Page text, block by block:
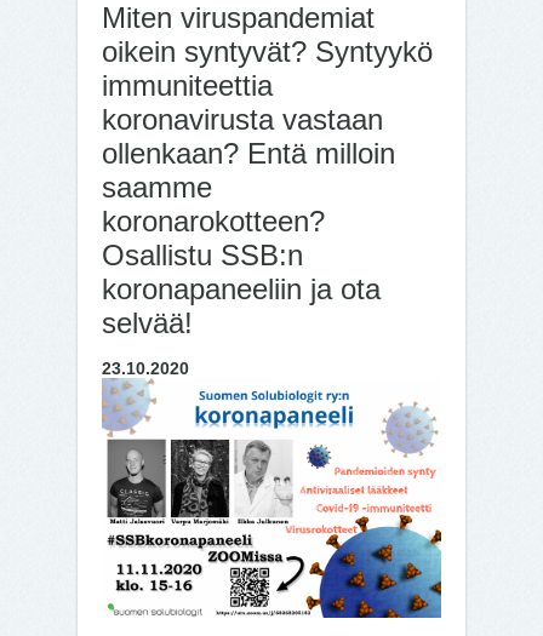
Miten viruspandemiat
oikein syntyvät? Syntyykö
immuniteettia
koronavirusta vastaan
ollenkaan? Entä milloin
saamme
koronarokotteen?
Osallistu SSB:n
koronapaneeliin ja ota
selvää!
23.10.2020